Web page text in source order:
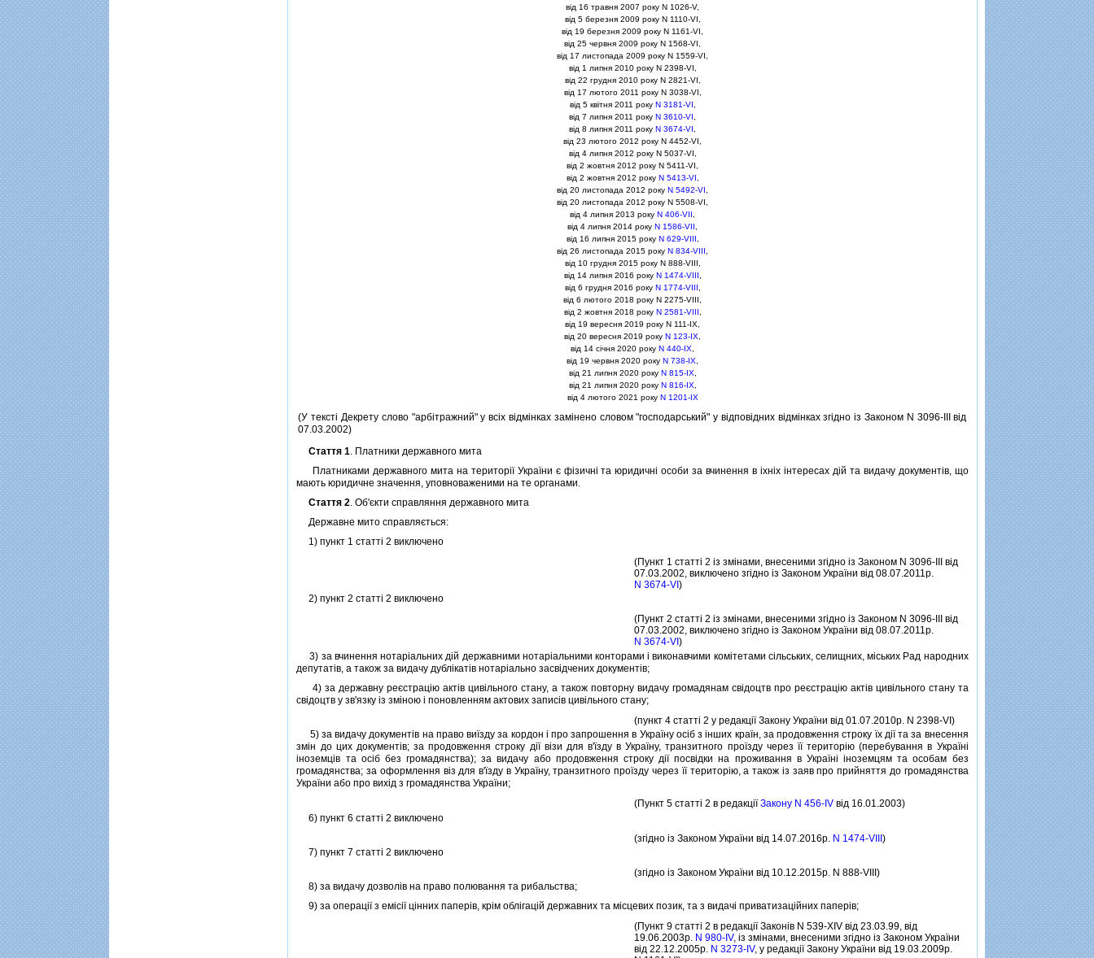
вiд 16 травня 2007 року N 1026-V,
вiд 5 березня 2009 року N 1110-VI,
вiд 19 березня 2009 року N 1161-VI,
вiд 25 червня 2009 року N 1568-VI,
вiд 17 листопада 2009 року N 1559-VI,
вiд 1 липня 2010 року N 2398-VI,
вiд 22 грудня 2010 року N 2821-VI,
вiд 17 лютого 2011 року N 3038-VI,
вiд 5 квiтня 2011 року N 3181-VI
вiд 7 липня 2011 року N 3610-VI
вiд 8 липня 2011 року N 3674-VI
вiд 23 лютого 2012 року N 4452-VI,
вiд 4 липня 2012 року N 5037-VI,
вiд 2 жовтня 2012 року N 5411-VI,
вiд 2 жовтня 2012 року N 5413-VI
вiд 20 листопада 2012 року N 5492-VI
вiд 20 листопада 2012 року N 5508-VI,
вiд 4 липня 2013 року N 406-VII
вiд 4 липня 2014 року N 1586-VII
вiд 16 липня 2015 року N 629-VIII
вiд 26 листопада 2015 року N 834-VIII
вiд 10 грудня 2015 року N 888-VIII,
вiд 14 липня 2016 року N 1474-VIII
вiд 6 грудня 2016 року N 1774-VIII
вiд 6 лютого 2018 року N 2275-VIII,
вiд 2 жовтня 2018 року N 2581-VIII
вiд 19 вересня 2019 року N 111-IX,
вiд 20 вересня 2019 року N 123-IX
вiд 14 сiчня 2020 року N 440-IX
вiд 19 червня 2020 року N 738-IX
вiд 21 липня 2020 року N 815-IX
вiд 21 липня 2020 року N 816-IX
вiд 4 лютого 2021 року N 1201-IX
(У текстi Декрету слово "арбiтражний" у всiх вiдмiнках замiнено словом "господарський" у вiдповiдних вiдмiнках згiдно iз Законом N 3096-III вiд
07.03.2002)
Стаття 1. Платники державного мита
Платниками державного мита на територiї України є фiзичнi та юридичнi особи за вчинення в iхнiх iнтересах дiй та видачу документiв, що
мають юридичне значення, уповноваженими на те органами.
Стаття 2. Об'єкти справляння державного мита
Державне мито справляється:
1) пункт 1 статтi 2 виключено
(Пункт 1 статтi 2 iз змiнами, внесеними згiдно iз Законом N 3096-III вiд
07.03.2002, виключено згiдно iз Законом України вiд 08.07.2011р.
N 3674-VI)
2) пункт 2 статтi 2 виключено
(Пункт 2 статтi 2 iз змiнами, внесеними згiдно iз Законом N 3096-III вiд
07.03.2002, виключено згiдно iз Законом України вiд 08.07.2011р.
N 3674-VI)
3) за вчинення нотарiальних дiй державними нотарiальними конторами i виконавчими комiтетами сiльських, селищних, мiських Рад народних
депутатiв, а також за видачу дублiкатiв нотарiально засвiдчених документiв;
4) за державну реєстрацiю актiв цивiльного стану, а також повторну видачу громадянам свiдоцтв про реєстрацiю актiв цивiльного стану та
свiдоцтв у зв'язку iз змiною i поновленням актових записiв цивiльного стану;
(пункт 4 статтi 2 у редакцiї Закону України вiд 01.07.2010р. N 2398-VI)
5) за видачу документiв на право виїзду за кордон i про запрошення в Україну осiб з iнших країн, за продовження строку їх дiї та за внесення
змiн до цих документiв; за продовження строку дiї вiзи для в'їзду в Україну, транзитного проїзду через її територiю (перебування в Українi
iноземцiв та осiб без громадянства); за видачу або продовження строку дiї посвiдки на проживання в Українi iноземцям та особам без
громадянства; за оформлення вiз для в'їзду в Україну, транзитного проїзду через її територiю, а також iз заяв про прийняття до громадянства
України або про вихiд з громадянства України;
(Пункт 5 статтi 2 в редакцiїЗакону N 456-IV вiд 16.01.2003)
6) пункт 6 статтi 2 виключено
(згiдно iз Законом України вiд 14.07.2016р. N 1474-VIII)
7) пункт 7 статтi 2 виключено
(згiдно iз Законом України вiд 10.12.2015р. N 888-VIII)
8) за видачу дозволiв на право полювання та рибальства;
9) за операцiї з емiсiї цiнних паперiв, крiм облiгацiй державних та мiсцевих позик, та з видачi приватизацiйних паперiв;
(Пункт 9 статтi 2 в редакцiї Законiв N 539-XIV вiд 23.03.99, вiд
19.06.2003р. N 980-IV, iз змiнами, внесеними згiдно iз Законом України
вiд 22.12.2005р. N 3273-IV, у редакцiї Закону України вiд 19.03.2009р.